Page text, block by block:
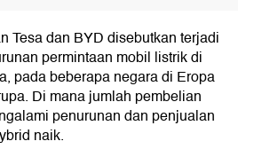
Tesa dan BYD disebutkan terjadi
permintaan mobil listrik di
pada beberapa negara di Eropa
Di mana jumlah pembelian
penurunan dan penjualan
naik.